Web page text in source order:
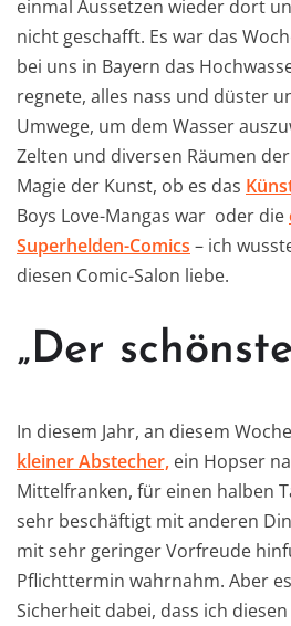
einmal Aussetzen wieder dort
nicht geschafft. Es war das
bei uns in Bayern das
regnete, alles nass und düster
Umwege, um dem Wasser
Zelten und diversen Räumen
Magie der Kunst, ob es das
Boys Love-Mangas war oder die
Superhelden-Comics – ich
diesen Comic-Salon liebe.
„Der
In diesem Jahr, an diesem
kleiner Abstecher, ein Hopser
Mittelfranken, für einen halben
sehr beschäftigt mit anderen
mit sehr geringer Vorfreude
Pflichttermin wahrnahm. Aber
Sicherheit dabei, dass ich